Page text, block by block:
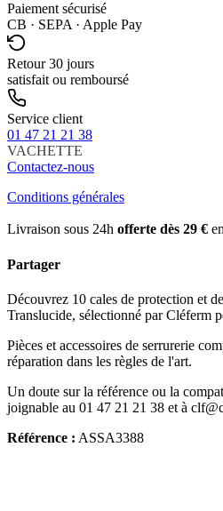
Paiement sécurisé
CB · SEPA · Apple Pay
Retour 30 jours
satisfait ou remboursé
Service client
01 47 21 21 38
VACHETTE
Contactez-nous
Conditions générales
Livraison sous 24h offerte dès 29 €
Partager
Découvrez 10 cales de protection et
Translucide, sélectionné par Cléferm
Pièces et accessoires de serrurerie
réparation dans les règles de l'art.
Un doute sur la référence ou la
joignable au 01 47 21 21 38 et à
Référence : ASSA3388